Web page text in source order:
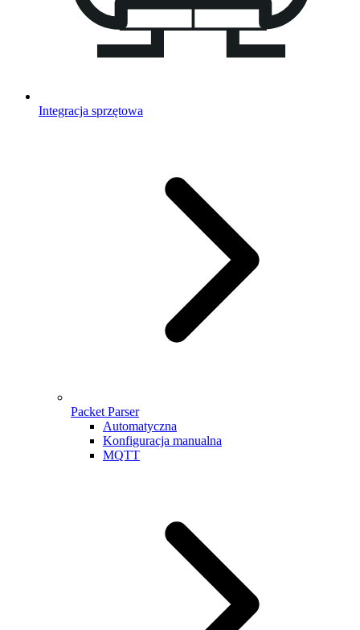
Integracja sprzętowa
Packet Parser
Automatyczna
Konfiguracja manualna
MQTT